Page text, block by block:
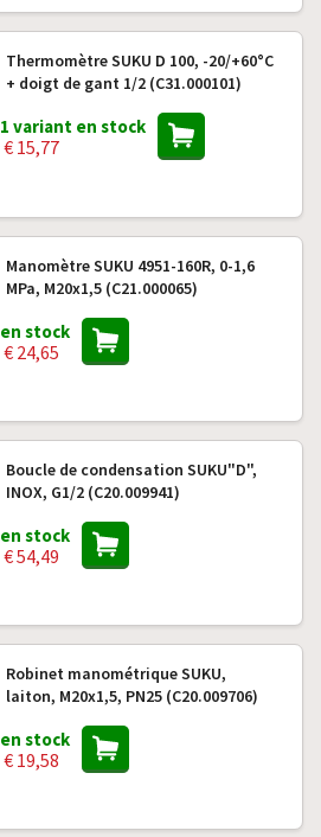
Thermomètre SUKU D 100, -20/+60°C
+ doigt de gant 1/2 (C31.000101)
1 variant en stock
€ 15,77
Manomètre SUKU 4951-160R, 0-1,6
MPa, M20x1,5 (C21.000065)
en stock
€ 24,65
Boucle de condensation SUKU"D",
INOX, G1/2 (C20.009941)
en stock
€ 54,49
Robinet manométrique SUKU,
laiton, M20x1,5, PN25 (C20.009706)
en stock
€ 19,58